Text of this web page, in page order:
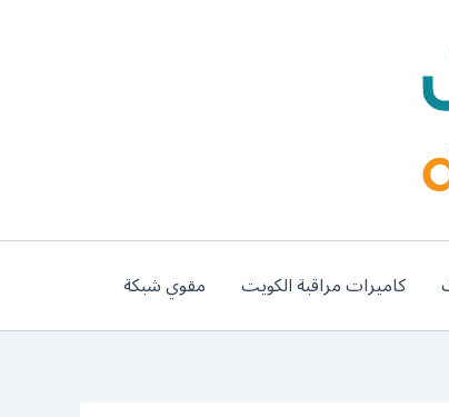
كاميرات مراقبة الكويت مقوي شبكة